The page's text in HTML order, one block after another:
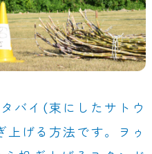
バイ（束にしたサトウ
上げる方法です。ヲゥ